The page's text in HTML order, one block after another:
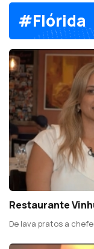
#Flórida
Restaurante
De lava pratos a